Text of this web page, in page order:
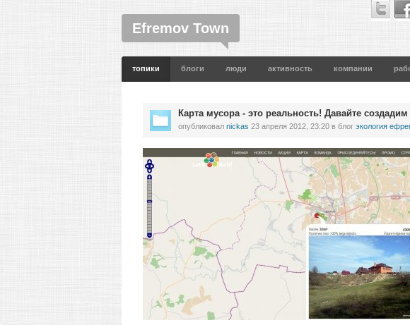
Efremov Town
топики блоги люди активность компании
Карта мусора - это реальность! Давайте создадим
опубликовал nickas 23 апреля 2012, 23:20 в блог экология